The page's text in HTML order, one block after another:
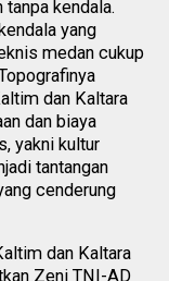
tanpa kendala.
yang
medan cukup
dan Kaltara
dan biaya
yakni kultur
tantangan
cenderung
dan Kaltara
Zeni TNI-AD